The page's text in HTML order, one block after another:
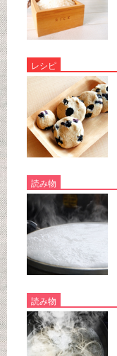
レシピ
読み物
読み物